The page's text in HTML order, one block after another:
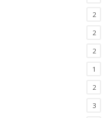
2
2
2
1
2
3